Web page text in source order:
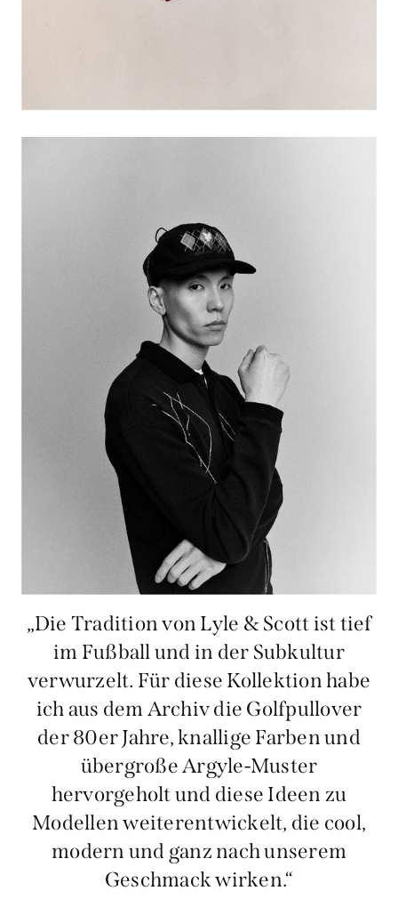
„Die Tradition von Lyle & Scott ist tief
im Fußball und in der Subkultur
verwurzelt. Für diese Kollektion habe
ich aus dem Archiv die Golfpullover
der 80er Jahre, knallige Farben und
übergroße Argyle-Muster
hervorgeholt und diese Ideen zu
Modellen weiterentwickelt, die cool,
modern und ganz nach unserem
Geschmack wirken.“